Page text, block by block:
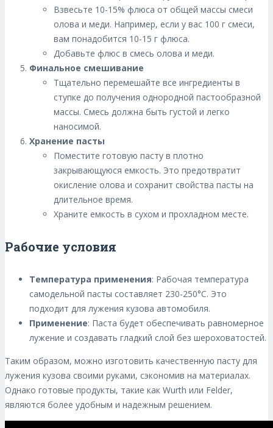
Взвесьте 10-15% флюса от общей массы смеси
олова и меди. Например, если у вас 100 г смеси,
вам понадобится 10-15 г флюса.
Добавьте флюс в смесь олова и меди.
Финальное смешивание
Тщательно перемешайте все ингредиенты в
ступке до получения однородной пастообразной
массы. Смесь должна быть густой и легко
наносимой.
Хранение пасты
Поместите готовую пасту в плотно
закрывающуюся емкость. Это предотвратит
окисление олова и сохранит свойства пасты на
длительное время.
Храните емкость в сухом и прохладном месте.
Рабочие условия
Температура применения: Рабочая температура
самодельной пасты составляет 230-250°C. Это
подходит для лужения кузова автомобиля.
Применение: Паста будет обеспечивать равномерное
лужение и создавать гладкий слой без шероховатостей.
Таким образом, можно изготовить качественную пасту для
лужения кузова своими руками, сэкономив на материалах.
Однако готовые продукты, такие как Wurth или Felder,
являются более удобным и надежным решением.